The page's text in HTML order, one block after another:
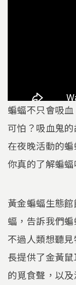
蝙蝠不只會吸
可怕？吸血鬼
在夜晚活動的
你真的了解蝙蝠
黃金蝙蝠生態
蝠，告訴我們
不過人類想聽
長提供了金黃
的覓食聲，以